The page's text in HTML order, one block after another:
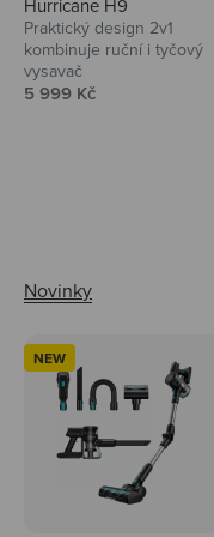
Hurricane H9
Praktický design 2v1
kombinuje ruční i tyčový
vysavač
Prodejní cena
5 999 Kč
NEW